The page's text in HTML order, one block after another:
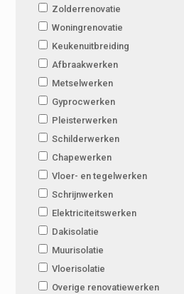
Zolderrenovatie
Woningrenovatie
Keukenuitbreiding
Afbraakwerken
Metselwerken
Gyprocwerken
Pleisterwerken
Schilderwerken
Chapewerken
Vloer- en tegelwerken
Schrijnwerken
Elektriciteitswerken
Dakisolatie
Muurisolatie
Vloerisolatie
Overige renovatiewerken